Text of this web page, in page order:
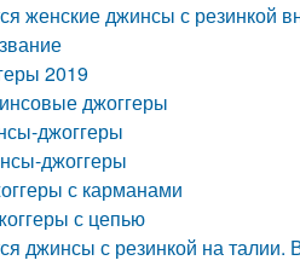
женские джинсы с резинкой
2019
джоггеры
джоггеры
джоггеры
с карманами
с цепью
джинсы с резинкой на талии.